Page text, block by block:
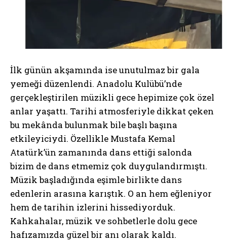
İlk günün akşamında ise unutulmaz bir gala
yemeği düzenlendi. Anadolu Kulübü’nde
gerçekleştirilen müzikli gece hepimize çok özel
anlar yaşattı. Tarihi atmosferiyle dikkat çeken
bu mekânda bulunmak bile başlı başına
etkileyiciydi. Özellikle Mustafa Kemal
Atatürk’ün zamanında dans ettiği salonda
bizim de dans etmemiz çok duygulandırmıştı.
Müzik başladığında eşimle birlikte dans
edenlerin arasına karıştık. O an hem eğleniyor
hem de tarihin izlerini hissediyorduk.
Kahkahalar, müzik ve sohbetlerle dolu gece
hafızamızda güzel bir anı olarak kaldı.